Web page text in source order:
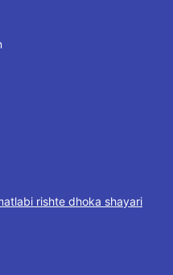
rishte dhoka shayari